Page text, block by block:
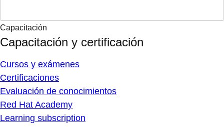
Capacitación
Capacitación y certificación
Cursos y exámenes
Certificaciones
Evaluación de conocimientos
Red Hat Academy
Learning subscription